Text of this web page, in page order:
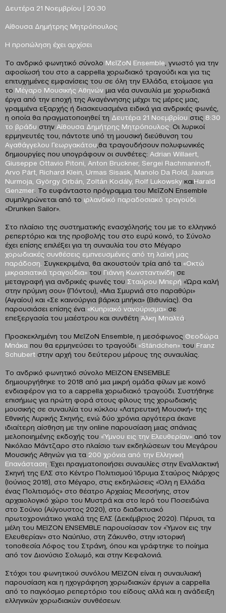
Δευτέρα 21 Νοεμβρίου | 20:30
Αίθουσα Δημήτρης Μητρόπουλος
Η προπώληση έχει αρχίσει
Το ανδρικό φωνητικό σύνολο ΜεīZoΝ Εnsemble , γνωστό για την
αφοσίωσή του στο a cappella χορωδιακό τραγούδι και για τις
επιτυχημένες εμφανίσεις του σε όλη την Ελλάδα, ετοίμασε για
το Μέγαρο Μουσικής Αθηνών μια νέα συναυλία με χορωδιακά
έργα από την εποχή της Αναγέννησης μέχρι τις μέρες μας,
γραμμένα εξαρχής ή διασκευασμένα ειδικά για ανδρικές φωνές,
η οποία θα πραγματοποιηθεί τη Δευτέρα 21 Νοεμβρίου στις 8:30
το βράδυ στην Αίθουσα Δημήτρης Μητρόπουλος . Οι λυρικοί
ερμηνευτές του, πάντοτε υπό τη μουσική διεύθυνση του
Αγαθάγγελου Γεωργακάτου ,θα τραγουδήσουν πολυφωνικές
δημιουργίες που υπογράφουν οι συνθέτες: Adrian Willaert
Giuseppe Ottavio Pitoni Anton Bruckner, Sergei Rachmaninoff
Arvo Pärt Richard Klein Urmas Sisask Manolo Da Rold
Jaanus
Nurmoja György Orbán Zoltán Kodály, Rolf Lukowsky καιHarald
Genzmer . Το ευφάνταστο πρόγραμμα του ΜεīZoΝ Εnsemble
συμπληρώνεται από το ιρλανδικό παραδοσιακό τραγούδι
«Drunken Sailor».
Στο πλαίσιο της συστηματικής ενασχόλησής του με το ελληνικό
ρεπερτόριο και της προβολής του στο ευρύ κοινό, το Σύνολο
έχει επίσης επιλέξει για τη συναυλία του στο Μέγαρο
χορωδιακές συνθέσεις εμπνευσμένες από τη λαϊκή μας
παράδοση. Συγκεκριμένα, θα ακουστούν τρία από τα «Οκτώ
μικρασιατικά τραγούδια» του Γιάννη Κωνσταντινίδη σε
μεταγραφή για ανδρικές φωνές του Σταύρου Μπερή «Ώρα καλή
στην πρύμνη σου» (Πόντου), «Μια Σμυρνιά στο παραθύρι»
(Αιγαίου) και «Σε καινούργια βάρκα μπήκα» (Βιθυνίας). Θα
παρουσιάσει επίσης ένα «Κυπριακό νανούρισμα» σε
επεξεργασία του μαέστρου και συνθέτη Άλκη Μπαλτά
Προσκεκλημένη του ΜεīZoΝ Εnsemble, η μεσόφωνος Θεοδώρα
Μπάκα που θα ερμηνεύσει το τραγούδι «Ständchen» του Franz
Schubert στην αρχή του δεύτερου μέρους της συναυλίας.
Το ανδρικό φωνητικό σύνολο ΜΕΙΖΟΝ ΕΝSEMBLE
δημιουργήθηκε το 2018 από μια μικρή ομάδα φίλων με κοινό
ενδιαφέρον για το a cappella χορωδιακό τραγούδι. Συστήθηκε
επισήμως για πρώτη φορά στους φίλους της χορωδιακής
μουσικής σε συναυλία του κύκλου «Λατρευτική Μουσική» της
Εθνικής Λυρικής Σκηνής, ενώ δύο χρόνια αργότερα έκανε
ιδιαίτερη αίσθηση με την online παρουσίαση μιας σπάνιας
μελοποιημένης εκδοχής του «Ύμνου εις την Ελευθερίαν» από τον
Νικόλαο Μάντζαρο στο πλαίσιο των εκδηλώσεων του Μεγάρου
Μουσικής Αθηνών για τα 200 χρόνια από την Ελληνική
Επανάσταση . Έχει πραγματοποιήσει συναυλίες στην Εναλλακτική
Σκηνή της ΕΛΣ στο Κέντρο Πολιτισμού Ίδρυμα Σταύρος Νιάρχος
(Ιούνιος 2018), στο Μέγαρο, στις εκδηλώσεις «Όλη η Ελλάδα
ένας Πολιτισμός» στο θέατρο Αρχαίας Μεσσήνης, στον
αρχαιολογικό χώρο του Μυστρά και στο Ιερό του Ποσειδώνα
στο Σούνιο (Αύγουστος 2020), στο διαδικτυακό
πρωτοχρονιάτικο γκαλά της ΕΛΣ (Δεκέμβριος 2020). Πέρυσι, τα
μέλη του MEIZON ENSEMBLE παρουσίασαν τον «Ύμνον εις την
Ελευθερίαν» στο Ναύπλιο, στη Ζάκυνθο, στην ιστορική
τοποθεσία Λόφος του Στράνη, όπου και γράφτηκε το ποίημα
από τον Διονύσιο Σολωμό, και στην Κεφαλονιά.
Στόχοι του φωνητικού συνόλου ΜΕΙΖΟΝ είναι η συναυλιακή
παρουσίαση και η ηχογράφηση χορωδιακών έργων a cappella
από το παγκόσμιο ρεπερτόριο του είδους αλλά και η ανάδειξη
ελληνικών χορωδιακών συνθέσεων.